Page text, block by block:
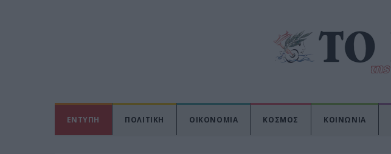
ΕΝΤΥΠΗ ΠΟΛΙΤΙΚΗ ΟΙΚΟΝΟΜΙΑ ΚΟΣΜΟΣ ΚΟΙΝΩΝΙΑ